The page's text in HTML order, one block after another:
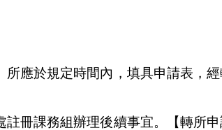
應於規定時間內，填具申請表，
冊課務組辦理後續事宜。
【轉所